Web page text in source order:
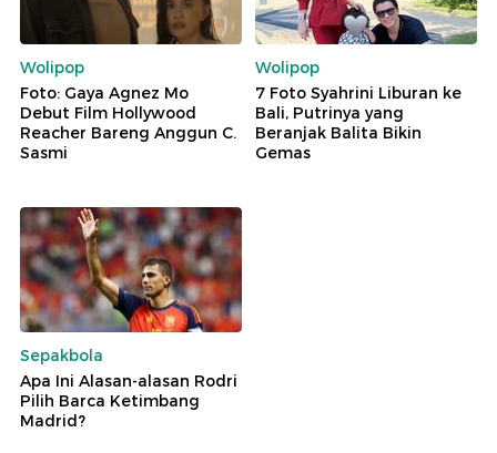
Wolipop
Foto: Gaya Agnez Mo
Debut Film Hollywood
Reacher Bareng Anggun C.
Sasmi
Wolipop
7 Foto Syahrini Liburan ke
Bali, Putrinya yang
Beranjak Balita Bikin
Gemas
Sepakbola
Apa Ini Alasan-alasan Rodri
Pilih Barca Ketimbang
Madrid?